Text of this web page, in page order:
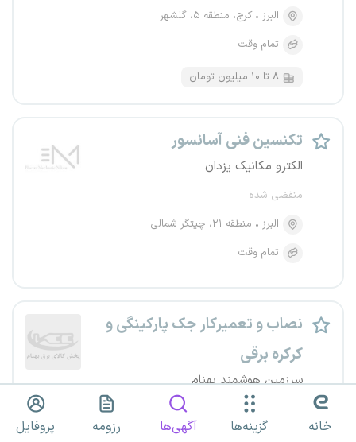
البرز
کرج، منطقه ۵، گلشهر
تمام وقت
۸ تا ۱۰ میلیون تومان
تکنسین فنی آسانسور
الکترو مکانیک یزدان
منقضی شده
البرز
منطقه ۲۱، چیتگر شمالی
تمام وقت
نصاب و تعمیرکار جک پارکینگی و
کرکره برقی
سرزمین هوشمند بهنام
منقضی شده
خانه گزینه‌ها آگهی‌ها رزومه پروفایل